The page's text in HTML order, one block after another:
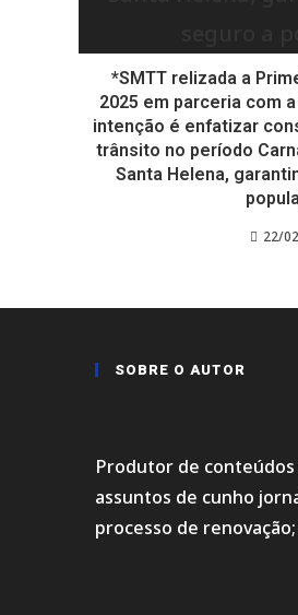
*SMTT relizada a
2025 em parceria com
intenção é enfatizar
trânsito no período
Santa Helena,
22/
SOBRE O AUTOR
Produtor de
assuntos de cunho
processo de